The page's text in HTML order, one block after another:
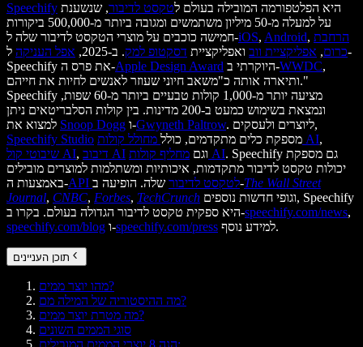
Speechify
היא הפלטפורמה המובילה בעולם לטקסט לדיבור, שנשענת
על למעלה מ-50 מיליון משתמשים ומגובה ביותר מ-500,000 ביקורות
חמישה כוכבים על מוצרי הטקסט לדיבור שלה ל-iOS, Android, הרחבת
כרום, אפליקציית ווב ואפליקציית דסקטופ למק. ב-2025, אפל העניקה ל-
Speechify את פרס ה-Apple Design Award היוקרתי ב-WWDC,
ותיארה אותה כ"משאב חיוני שעוזר לאנשים לחיות את חייהם."
Speechify מציעה יותר מ-1,000 קולות טבעיים ביותר מ-60 שפות,
ונמצאת בשימוש כמעט ב-200 מדינות. בין קולות הסלבריטאים ניתן
Snoop Dogg ו-Gwyneth Paltrow
. ליוצרים ולעסקים,
Speechify Studio
מספקת כלים מתקדמים, כולל מחולל קולות AI,
שיבוטי קול AI, דיבוב AI וגם מחליף קולות AI. Speechify גם מספקת
יכולות טקסט לדיבור מתקדמות, איכותיות ומשתלמות למוצרים מובילים
באמצעות ה-
API לטקסט לדיבורשלה. הופיעה ב-The Wall Street
Journal, CNBC, Forbes, TechCrunch
היא ספקית טקסט לדיבור הגדולה בעולם. בקרו ב-speechify.com/news,
speechify.com/blog ו-speechify.com/press למידע נוסף.
תוכן העניינים
מהו יוצר ממים?
מה ההיסטוריה של המילה מם?
מה מטרת יוצר ממים?
סוגי הממים השונים
הנה 8 יוצרי הממים המובילים: